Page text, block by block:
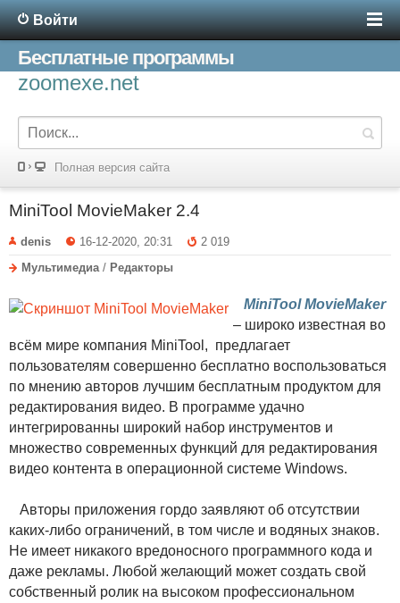
Войти
Бесплатные программы
zoomexe.net
Полная версия сайта
MiniTool MovieMaker 2.4
denis 16-12-2020, 20:31
2 019
Мультимедиа / Редакторы
MiniTool MovieMaker
– широко известная во
всём мире компания MiniTool, предлагает
пользователям совершенно бесплатно воспользоваться
по мнению авторов лучшим бесплатным продуктом для
редактирования видео. В программе удачно
интегрированны широкий набор инструментов и
множество современных функций для редактирования
видео контента в операционной системе Windows.
Авторы приложения гордо заявляют об отсутствии
каких-либо ограничений, в том числе и водяных знаков.
Не имеет никакого вредоносного программного кода и
даже рекламы. Любой желающий может создать свой
собственный ролик на высоком профессиональном